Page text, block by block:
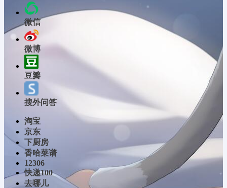
微信
微博
豆瓣
搜外问答
淘宝
京东
下厨房
香哈菜谱
12306
快递100
去哪儿